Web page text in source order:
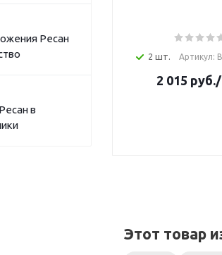
2 шт. Артикул:
2 015 руб.
Этот товар
Ресан
в